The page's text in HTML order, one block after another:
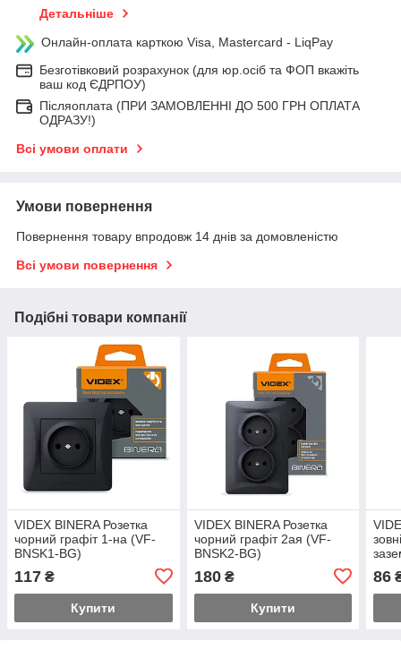
Детальніше
Онлайн-оплата карткою Visa, Mastercard - LiqPay
Безготівковий розрахунок (для юр.осіб та ФОП вкажіть
ваш код ЄДРПОУ)
Післяоплата (ПРИ ЗАМОВЛЕННІ ДО 500 ГРН ОПЛАТА
ОДРАЗУ!)
Всі умови оплати
Умови повернення
Повернення товару впродовж 14 днів за домовленістю
Всі умови повернення
Подібні товари компанії
VIDEX BINERA Розетка
чорний графіт 1-на (VF-
BNSK1-BG)
117 ₴
Купити
VIDEX BINERA Розетка
чорний графіт 2ая (VF-
BNSK2-BG)
180₴
Купити
86